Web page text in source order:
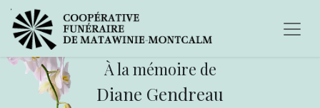
À la mémoire de
Diane Gendreau